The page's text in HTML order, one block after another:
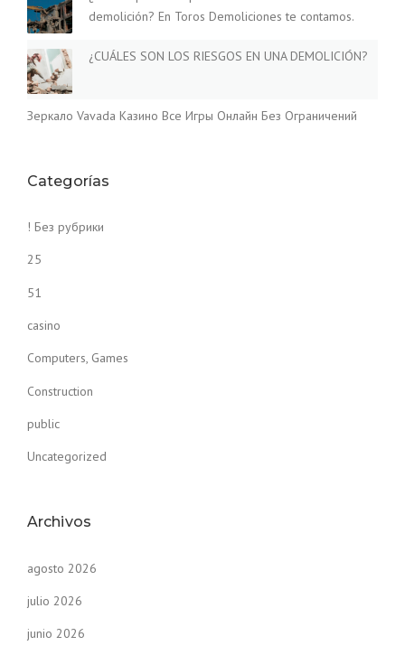
demolición? En Toros Demoliciones te contamos.
¿CUÁLES SON LOS RIESGOS EN UNA DEMOLICIÓN?
Зеркало Vavada Казино Все Игры Онлайн Без Ограничений
Categorías
! Без рубрики
25
51
casino
Computers, Games
Construction
public
Uncategorized
Archivos
agosto 2026
julio 2026
junio 2026